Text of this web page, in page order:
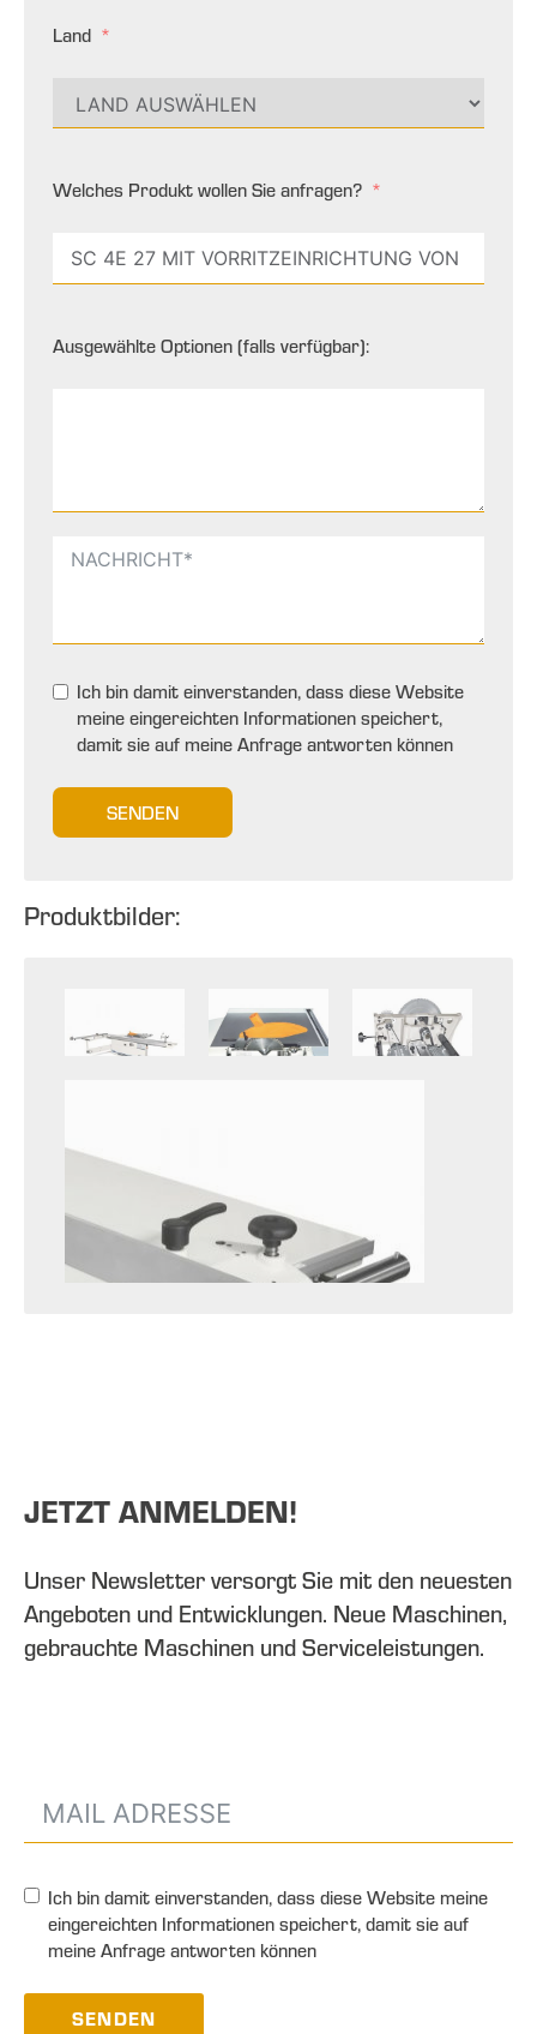
Land
Welches Produkt wollen Sie anfragen?
Ausgewählte Optionen (falls verfügbar):
Ich bin damit einverstanden, dass diese Website
meine eingereichten Informationen speichert,
damit sie auf meine Anfrage antworten können
SENDEN
Produktbilder:
JETZT ANMELDEN!
Unser Newsletter versorgt Sie mit den neuesten
Angeboten und Entwicklungen. Neue Maschinen,
gebrauchte Maschinen und Serviceleistungen.
Ich bin damit einverstanden, dass diese Website meine
eingereichten Informationen speichert, damit sie auf
meine Anfrage antworten können
SENDEN